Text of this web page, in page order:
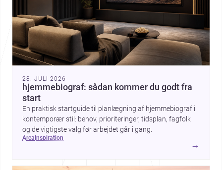
28. JULI 2026
hjemmebiograf: sådan kommer du godt fra
start
En praktisk startguide til planlægning af hjemmebiograf i
kontemporær stil: behov, prioriteringer, tidsplan, fagfolk
og de vigtigste valg før arbejdet går i gang.
area inspiration
→